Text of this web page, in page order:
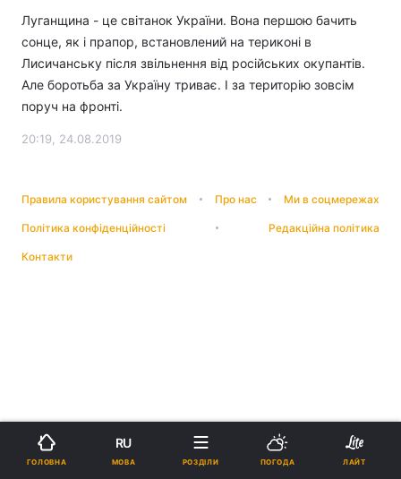
Луганщина - це світанок України. Вона першою бачить
сонце, як і прапор, встановлений на териконі в
Лисичанську після звільнення від російських окупантів.
Але боротьба за Україну триває. І за територію зовсім
поруч на фронті.
20:19, 24.08.2019
Правила користування сайтом Про нас Ми в соцмережах
Політика конфіденційності Редакційна політика
Контакти
ГОЛОВНА
RU
МОВА РОЗДІЛИ ПОГОДА ЛАЙТ